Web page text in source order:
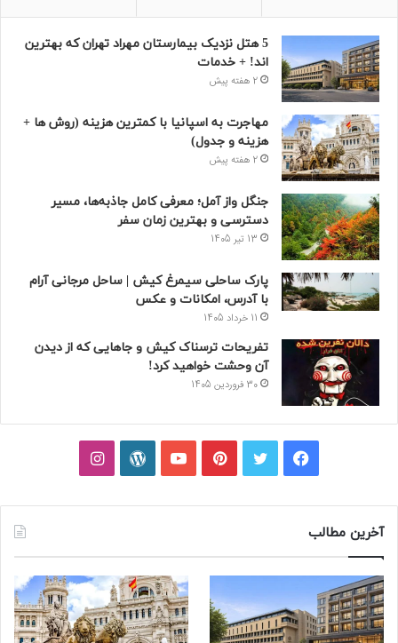
5 هتل نزدیک بیمارستان مهراد تهران که بهترین‌
اند! + خدمات
2 هفته پیش
مهاجرت به اسپانیا با کمترین هزینه (روش ها +
هزینه و جدول)
2 هفته پیش
جنگل واز آمل؛ معرفی کامل جاذبه‌ها، مسیر
دسترسی و بهترین زمان سفر
13 تیر 1405
پارک ساحلی سیمرغ کیش | ساحل مرجانی آرام
با آدرس، امکانات و عکس
11 خرداد 1405
تفریحات ترسناک کیش و جاهایی که از دیدن
آن وحشت خواهید کرد!
30 فروردین 1405
فیسبوکتوییترپینتریستیوتیوبوردپرساینستاگرام
آخرین مطالب